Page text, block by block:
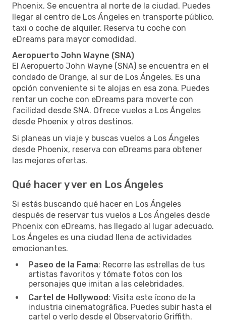
Phoenix. Se encuentra al norte de la ciudad. Puedes
llegar al centro de Los Ángeles en transporte público,
taxi o coche de alquiler. Reserva tu coche con
eDreams para mayor comodidad.
Aeropuerto John Wayne (SNA)
El Aeropuerto John Wayne (SNA) se encuentra en el
condado de Orange, al sur de Los Ángeles. Es una
opción conveniente si te alojas en esa zona. Puedes
rentar un coche con eDreams para moverte con
facilidad desde SNA. Ofrece vuelos a Los Ángeles
desde Phoenix y otros destinos.
Si planeas un viaje y buscas vuelos a Los Ángeles
desde Phoenix, reserva con eDreams para obtener
las mejores ofertas.
Qué hacer y ver en Los Ángeles
Si estás buscando qué hacer en Los Ángeles
después de reservar tus vuelos a Los Ángeles desde
Phoenix con eDreams, has llegado al lugar adecuado.
Los Ángeles es una ciudad llena de actividades
emocionantes.
Paseo de la Fama: Recorre las estrellas de tus
artistas favoritos y tómate fotos con los
personajes que imitan a las celebridades.
Cartel de Hollywood: Visita este ícono de la
industria cinematográfica. Puedes subir hasta el
cartel o verlo desde el Observatorio Griffith.